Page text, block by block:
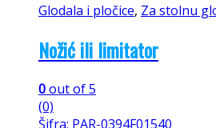
Glodala i pločice, Za stolnu
Nožić ili limitator
0out of 5
(0)
Šifra: PAR-0394F01540